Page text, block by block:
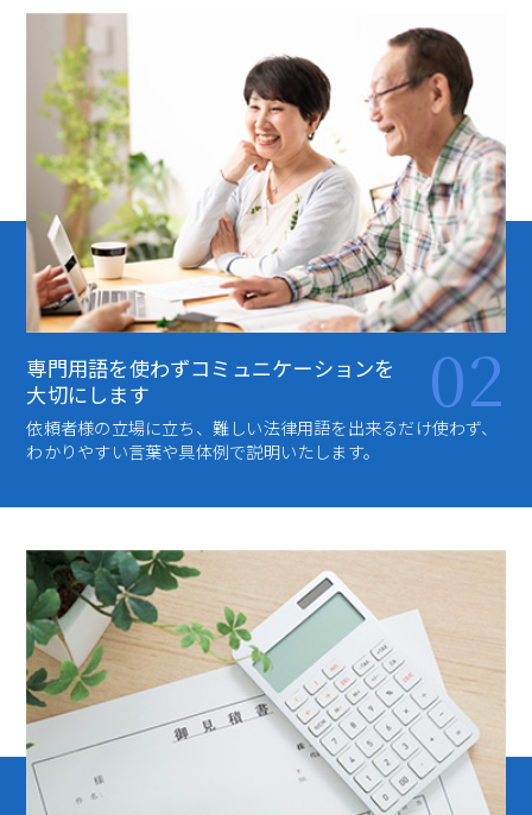
専門用語を使わずコミュニケーションを
大切にします
02
依頼者様の立場に立ち、難しい法律用語を出来るだけ使わず、
わかりやすい言葉や具体例で説明いたします。